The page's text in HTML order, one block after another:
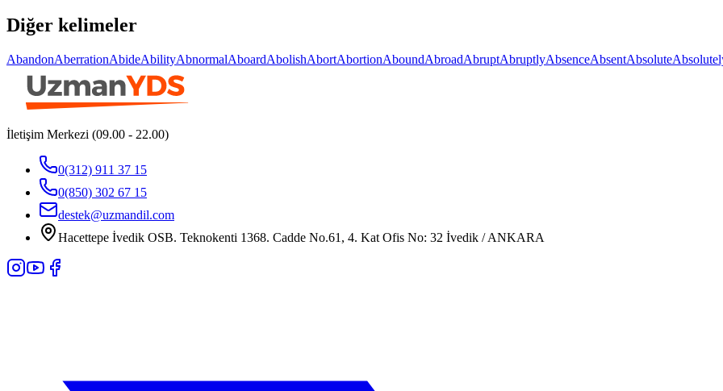
Diğer kelimeler
AbandonAberrationAbideAbilityAbnormalAboardAbolishAbortAbortionAboundAbroadAbruptAbruptlyAbsenceAbsentAbsolute
İletişim Merkezi (09.00 - 22.00)
0(312) 911 37 15
0(850) 302 67 15
destek@uzmandil.com
Hacettepe İvedik OSB. Teknokenti 1368. Cadde No.61, 4. Kat Ofis No: 32 İvedik / ANKARA